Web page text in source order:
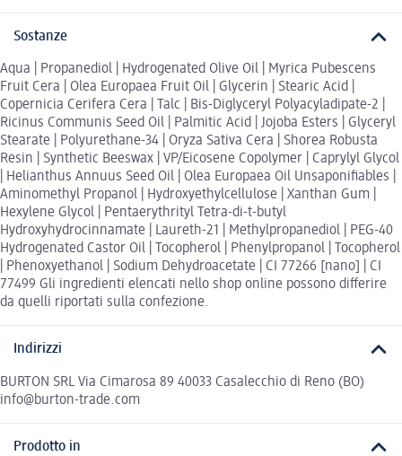
Sostanze
Aqua | Propanediol | Hydrogenated Olive Oil | Myrica Pubescens
Fruit Cera | Olea Europaea Fruit Oil | Glycerin | Stearic Acid |
Copernicia Cerifera Cera | Talc | Bis-Diglyceryl Polyacyladipate-2 |
Ricinus Communis Seed Oil | Palmitic Acid | Jojoba Esters | Glyceryl
Stearate | Polyurethane-34 | Oryza Sativa Cera | Shorea Robusta
Resin | Synthetic Beeswax | VP/Eicosene Copolymer | Caprylyl Glycol
| Helianthus Annuus Seed Oil | Olea Europaea Oil Unsaponifiables |
Aminomethyl Propanol | Hydroxyethylcellulose | Xanthan Gum |
Hexylene Glycol | Pentaerythrityl Tetra-di-t-butyl
Hydroxyhydrocinnamate | Laureth-21 | Methylpropanediol | PEG-40
Hydrogenated Castor Oil | Tocopherol | Phenylpropanol | Tocopherol
| Phenoxyethanol | Sodium Dehydroacetate | CI 77266 [nano] | CI
77499 Gli ingredienti elencati nello shop online possono differire
da quelli riportati sulla confezione.
Indirizzi
BURTON SRL Via Cimarosa 89 40033 Casalecchio di Reno (BO)
info@burton-trade.com
Prodotto in